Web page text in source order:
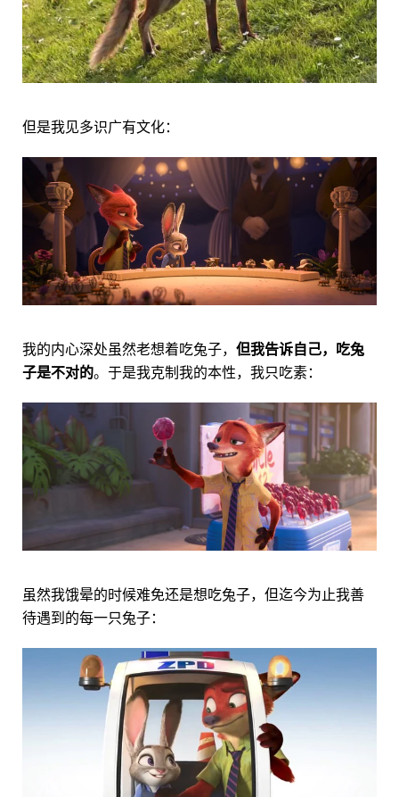
但是我见多识广有文化：
我的内心深处虽然老想着吃兔子， 但我告诉自己，吃兔
子是不对的。于是我克制我的本性，我只吃素：
虽然我饿晕的时候难免还是想吃兔子，但迄今为止我善
待遇到的每一只兔子：